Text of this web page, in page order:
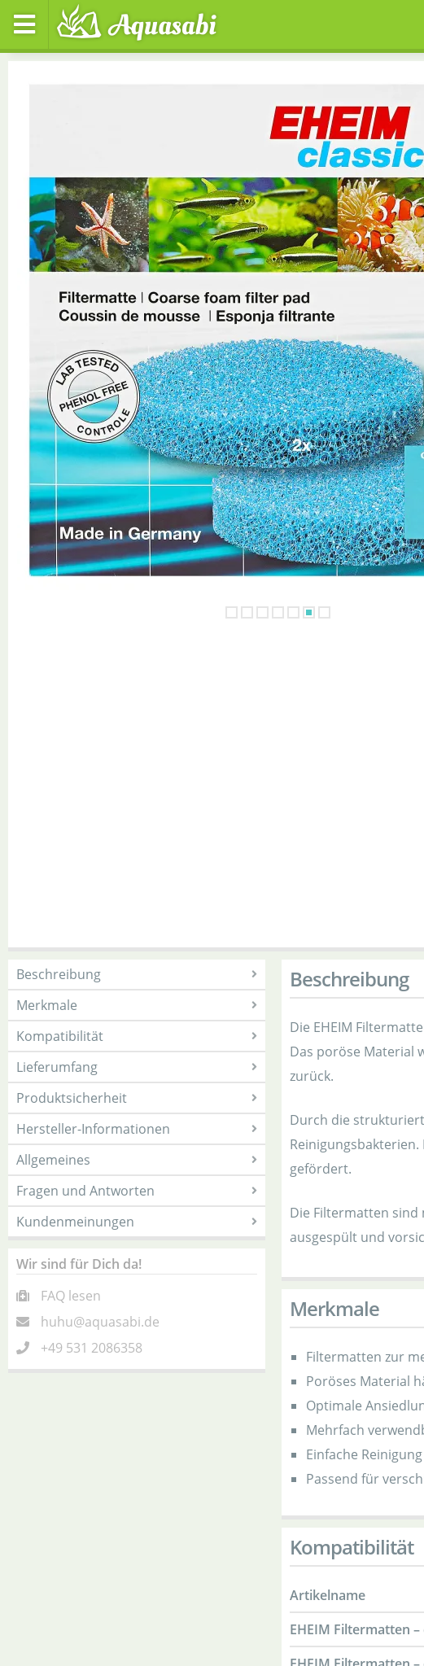
Beschreibung
Merkmale
Kompatibilität
Lieferumfang
Produktsicherheit
Hersteller-Informationen
Allgemeines
Fragen und Antworten
Kundenmeinungen
Wir sind für Dich da!
FAQ lesen
huhu@aquasabi.de
+49 531 2086358
Beschreibung
Die EHEIM
Das poröse Material
zurück.
Durch die
gefördert.
Die Filtermatten sind
ausgespült und
Merkmale
Filtermatten zur
Poröses Material
Optimale
Mehrfach
Einfache
Passend für
Kompatibilität
Artikelname
EHEIM Filtermatten –